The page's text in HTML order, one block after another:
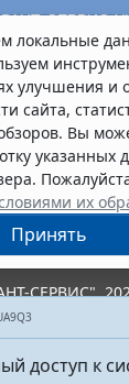
СЕРВИС-
локальные
улучшения и
сайта,
Вы
указанных
их
Принять
доступ к
СЕРВИС",
года.